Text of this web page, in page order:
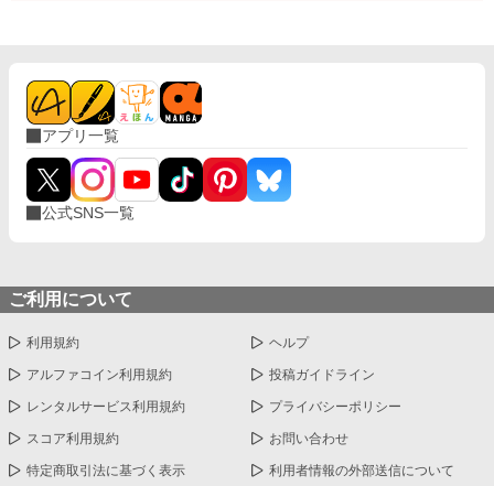
アプリ一覧
公式SNS一覧
ご利用について
利用規約 ヘルプ
アルファコイン利用規約 投稿ガイドライン
レンタルサービス利用規約 プライバシーポリシー
スコア利用規約 お問い合わせ
特定商取引法に基づく表示 利用者情報の外部送信について